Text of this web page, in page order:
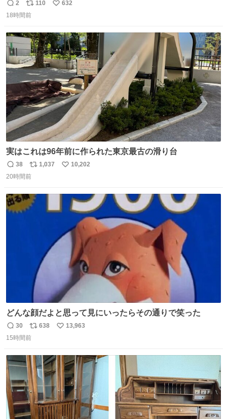
返
信
2
リ
ポ
ト
数
110
い
数
632
18時間前
実はこれは96年前に作られた東京最古の滑り台
返
信
38
リ
ポ
ト
数
1,037
い
10,202
20時間前
どんな顔だよと思って見にいったらその通りで笑った
返
信
30
リ
ポ
ト
数
638
い
数
13,963
15時間前